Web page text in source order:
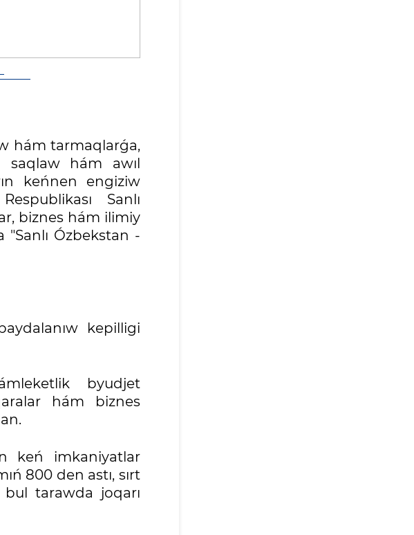
hám tarmaqlarǵa,
saqlaw hám awıl
keńnen engiziw
Sanlı
biznes hám ilimiy
"Sanlı Ózbekstan -
kepilligi
byudjet
hám biznes
keń imkaniyatlar
800 den astı, sırt
bul tarawda joqarı